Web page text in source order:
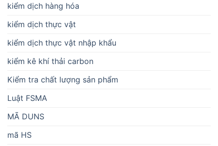
kiểm dịch hàng hóa
kiểm dịch thực vật
kiểm dịch thực vật nhập khẩu
kiểm kê khí thải carbon
Kiểm tra chất lượng sản phẩm
Luật FSMA
MÃ DUNS
mã HS